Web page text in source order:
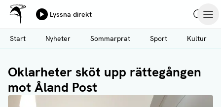
Hoppa
till
huvudinnehåll
Ålands Radio & TV
Lyssna direkt
Start
Nyheter Sommarprat Sport Kultur
Oklarheter sköt upp rättegången
mot Åland Post